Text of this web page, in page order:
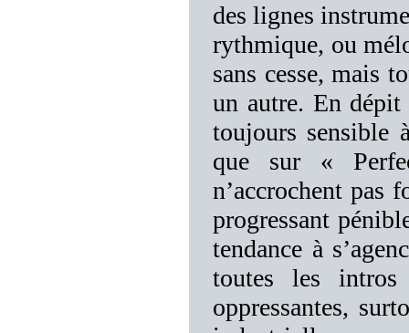
des lignes
rythmique, ou
sans cesse, mais
un autre. En
toujours sensible
que sur «
n’accrochent pas
progressant
tendance à
toutes les intros
oppressantes,